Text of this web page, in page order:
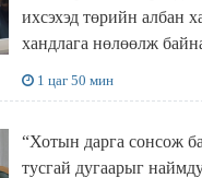
ихсэхэд төрийн албан
хандлага нөлөөлж
1 цаг 50 мин
“Хотын дарга сонсож
тусгай дугаарыг